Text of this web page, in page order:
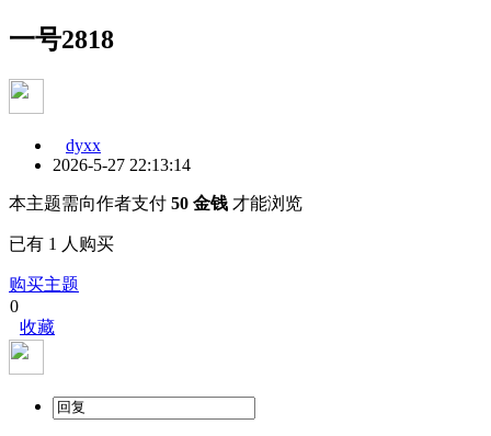
一号2818
dyxx
2026-5-27 22:13:14
本主题需向作者支付 50 金钱 才能浏览
已有 1 人购买
购买主题
0
收藏